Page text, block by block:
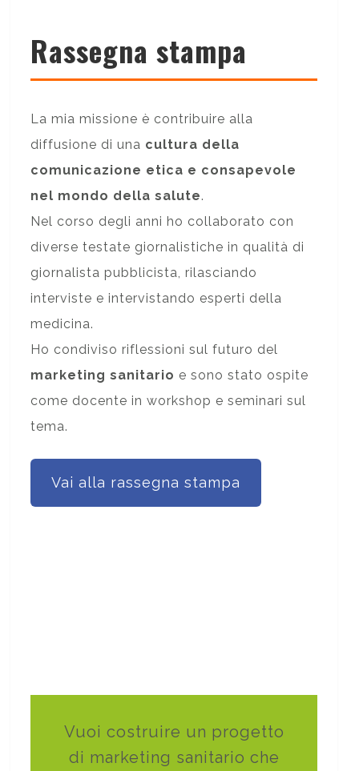
Rassegna stampa
La mia missione è contribuire alla
diffusione di una cultura della
comunicazione etica e consapevole
nel mondo della salute.
Nel corso degli anni ho collaborato con
diverse testate giornalistiche in qualità di
giornalista pubblicista, rilasciando
interviste e intervistando esperti della
medicina.
Ho condiviso riflessioni sul futuro del
marketing sanitario e sono stato ospite
come docente in workshop e seminari sul
tema.
Vai alla rassegna stampa
Vuoi costruire un progetto
di marketing sanitario che